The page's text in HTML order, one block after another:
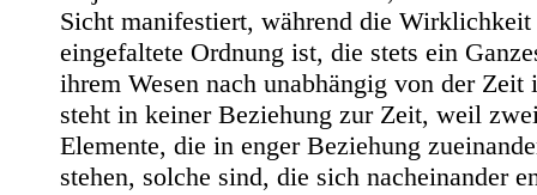
Sicht manifestiert, während die Wirklichkeit
eingefaltete Ordnung ist, die stets ein
ihrem Wesen nach unabhängig von der Zeit
steht in keiner Beziehung zur Zeit, weil
Elemente, die in enger Beziehung
stehen, solche sind, die sich nacheinander